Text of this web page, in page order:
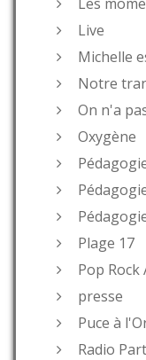
Live
Michelle
Notre
On n'a
Oxygène
Plage 17
Pop
presse
Puce à
Radio